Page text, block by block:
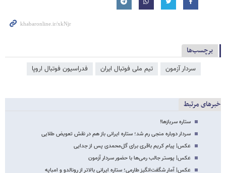
برچسب‌ها
سردار آزمون تیم ملی فوتبال ایران فدراسیون فوتبال اروپا
خبرهای مرتبط
ستاره سربازها!
سردار دوباره منجی رم شد؛ ستاره ایرانی باز هم در نقش تعویض طلایی
عکس‌| پیام کریم باقری برای گل‌محمدی پس از جدایی
عکس‌| پوستر جالب رمی‌ها با حضور سردار آزمون
عکس‌| آمار شگفت‌انگیز طارمی؛ ستاره ایرانی بالاتر از رونالدو و امباپه